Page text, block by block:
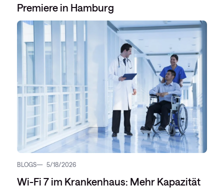
Premiere in Hamburg
BLOGS 5/18/2026
Wi-Fi 7 im Krankenhaus: Mehr Kapazität